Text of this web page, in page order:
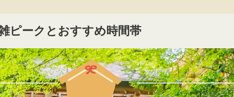
ピークとおすすめ時間帯